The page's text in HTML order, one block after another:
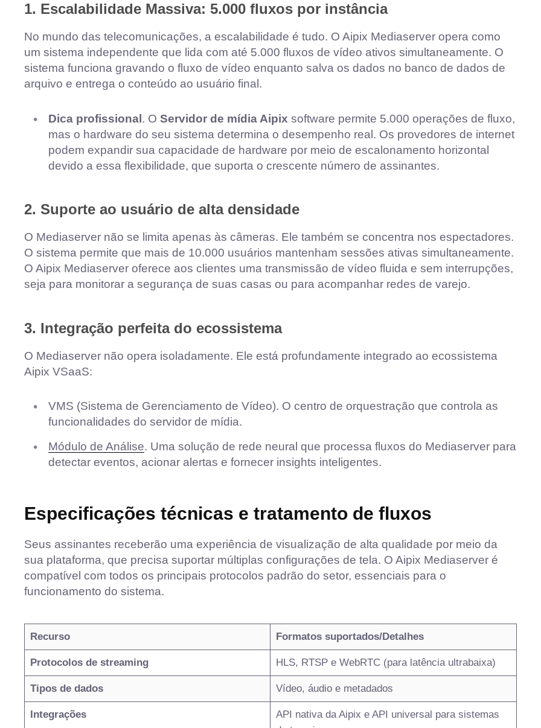
1. Escalabilidade Massiva: 5.000 fluxos por instância
No mundo das telecomunicações, a escalabilidade é tudo. O Aipix Mediaserver opera como
um sistema independente que lida com até 5.000 fluxos de vídeo ativos simultaneamente. O
sistema funciona gravando o fluxo de vídeo enquanto salva os dados no banco de dados de
arquivo e entrega o conteúdo ao usuário final.
Dica profissional. O Servidor de mídia Aipix software permite 5.000 operações de fluxo,
mas o hardware do seu sistema determina o desempenho real. Os provedores de internet
podem expandir sua capacidade de hardware por meio de escalonamento horizontal
devido a essa flexibilidade, que suporta o crescente número de assinantes.
2. Suporte ao usuário de alta densidade
O Mediaserver não se limita apenas às câmeras. Ele também se concentra nos espectadores.
O sistema permite que mais de 10.000 usuários mantenham sessões ativas simultaneamente.
O Aipix Mediaserver oferece aos clientes uma transmissão de vídeo fluida e sem interrupções,
seja para monitorar a segurança de suas casas ou para acompanhar redes de varejo.
3. Integração perfeita do ecossistema
O Mediaserver não opera isoladamente. Ele está profundamente integrado ao ecossistema
Aipix VSaaS:
VMS (Sistema de Gerenciamento de Vídeo). O centro de orquestração que controla as
funcionalidades do servidor de mídia.
Módulo de Análise. Uma solução de rede neural que processa fluxos do Mediaserver para
detectar eventos, acionar alertas e fornecer insights inteligentes.
Especificações técnicas e tratamento de fluxos
Seus assinantes receberão uma experiência de visualização de alta qualidade por meio da
sua plataforma, que precisa suportar múltiplas configurações de tela. O Aipix Mediaserver é
compatível com todos os principais protocolos padrão do setor, essenciais para o
funcionamento do sistema.
Recurso Formatos suportados/Detalhes
Protocolos de streaming HLS, RTSP e WebRTC (para latência ultrabaixa)
Tipos de dados Vídeo, áudio e metadados
Integrações
API nativa da Aipix e API universal para sistemas